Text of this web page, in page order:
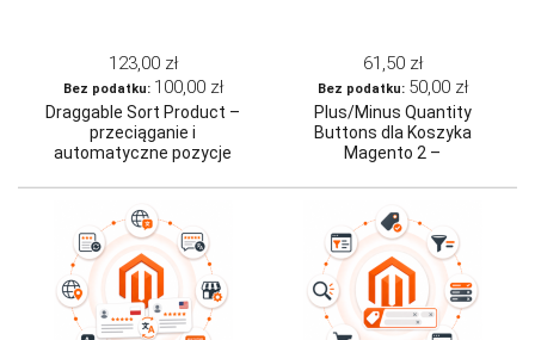
123,00 zł
100,00 zł
Draggable Sort Product –
przeciąganie i
automatyczne pozycje
(Magento 2)
61,50 zł
50,00 zł
Plus/Minus Quantity
Buttons dla Koszyka
Magento 2 –
przeliczenia koszyka